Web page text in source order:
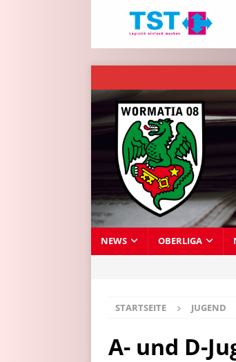
NEWS OBERLIGA
STARTSEITE JUGEND
A- und D-